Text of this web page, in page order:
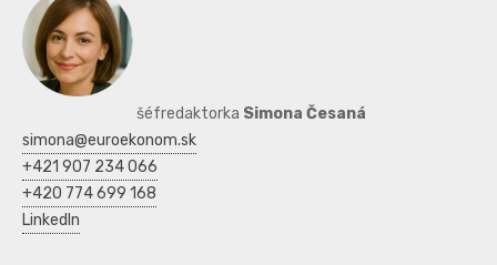
šéfredaktorka Simona Česaná
simona@euroekonom.sk
+421 907 234 066
+420 774 699 168
LinkedIn